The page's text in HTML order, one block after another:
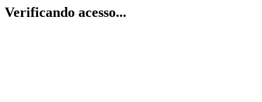
Verificando acesso...